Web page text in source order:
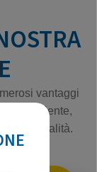
vantaggi
ogni cliente,
alta qualità.